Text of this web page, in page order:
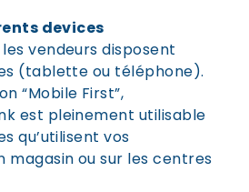
devices
vendeurs disposent
(tablette ou téléphone).
“Mobile First”,
est pleinement utilisable
qu’utilisent vos
magasin ou sur les centres